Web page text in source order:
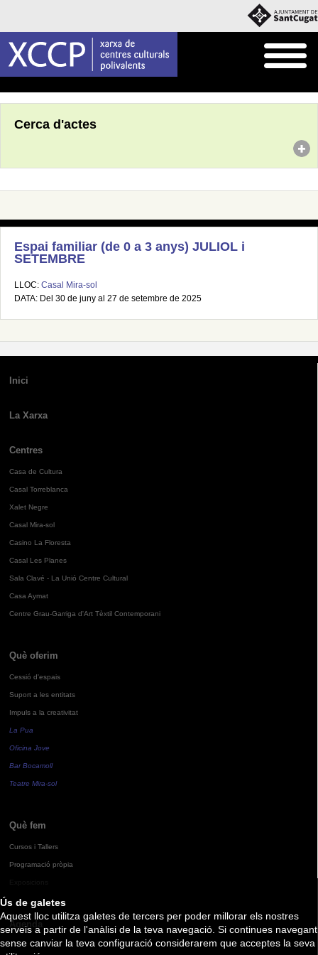
Ús de galetes
Aquest lloc utilitza galetes de tercers per poder millorar els nostres
serveis a partir de l'anàlisi de la teva navegació. Si continues navegant
sense canviar la teva configuració considerarem que acceptes la seva
Cerca d'actes
Espai familiar (de 0 a 3 anys) JULIOL i
SETEMBRE
LLOC: Casal Mira-sol
DATA: Del 30 de juny al 27 de setembre de 2025
Inici
La Xarxa
Centres
Casa de Cultura
Casal Torreblanca
Xalet Negre
Casal Mira-sol
Casino La Floresta
Casal Les Planes
Sala Clavé - La Unió Centre Cultural
Casa Aymat
Centre Grau-Garriga d'Art Tèxtil Contemporani
Què oferim
Cessió d'espais
Suport a les entitats
Impuls a la creativitat
La Pua
Oficina Jove
Bar Bocamoll
Teatre Mira-sol
Què fem
Cursos i Tallers
Programació pròpia
Agenda